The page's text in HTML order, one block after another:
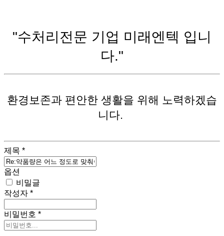
"수처리전문 기업 미래엔텍 입니
다."
환경보존과 편안한 생활을 위해 노력하겠습
니다.
제목 *
옵션
비밀글
작성자 *
비밀번호 *